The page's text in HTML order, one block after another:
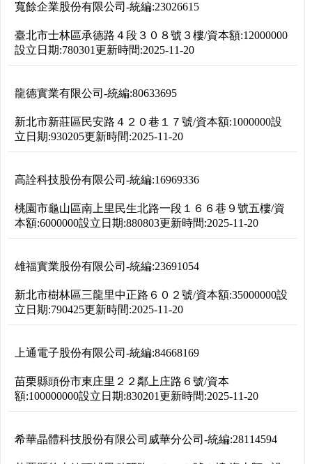
寬餘企業股份有限公司 -統編:23026615
臺北市士林區承德路４段３０８號３樓/資本額:12000000
設立日期:780301更新時間:2025-11-20
龍德實業有限公司 -統編:80633695
新北市新莊區民安路４２０巷１７號/資本額:1000000設
立日期:930205更新時間:2025-11-20
高詮科技股份有限公司 -統編:16969336
桃園市龜山區南上里民生北路一段１６６巷９號五樓/資
本額:6000000設立日期:880803更新時間:2025-11-20
雄福實業股份有限公司 -統編:23691054
新北市樹林區三龍里中正路６０２號/資本額:35000000設
立日期:790425更新時間:2025-11-20
上通電子股份有限公司 -統編:84668169
苗栗縣頭份市東庄里２２鄰上庄路６號/資本
額:100000000設立日期:830201更新時間:2025-11-20
希華晶體科技股份有限公司威華分公司 -統編:28114594